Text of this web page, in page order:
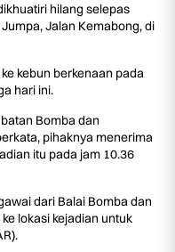
hilang selepas
Jalan Kemabong, di
kebun berkenaan pada
hari ini.
Bomba dan
pihaknya menerima
itu pada jam 10.36
dari Balai Bomba dan
lokasi kejadian untuk